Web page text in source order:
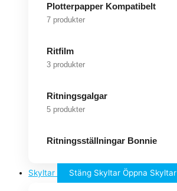
Plotterpapper Kompatibelt
7 produkter
Ritfilm
3 produkter
Ritningsgalgar
5 produkter
Ritningsställningar Bonnie
Skyltar Stäng Skyltar Öppna Skyltar